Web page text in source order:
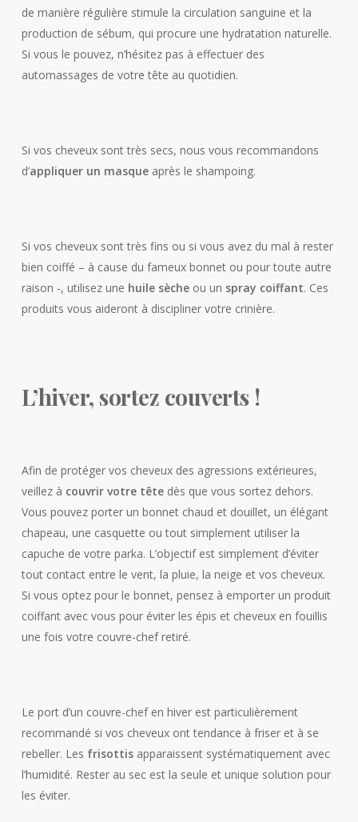
de manière régulière stimule la circulation sanguine et la
production de sébum, qui procure une hydratation naturelle.
Si vous le pouvez, n’hésitez pas à effectuer des
automassages de votre tête au quotidien.
Si vos cheveux sont très secs, nous vous recommandons
d’appliquer un masqueaprès le shampoing.
Si vos cheveux sont très fins ou si vous avez du mal à rester
bien coiffé – à cause du fameux bonnet ou pour toute autre
raison -, utilisez une huile sècheou un spray coiffant. Ces
produits vous aideront à discipliner votre crinière.
L’hiver, sortez couverts !
Afin de protéger vos cheveux des agressions extérieures,
veillez à couvrir votre têtedès que vous sortez dehors.
Vous pouvez porter un bonnet chaud et douillet, un élégant
chapeau, une casquette ou tout simplement utiliser la
capuche de votre parka. L’objectif est simplement d’éviter
tout contact entre le vent, la pluie, la neige et vos cheveux.
Si vous optez pour le bonnet, pensez à emporter un produit
coiffant avec vous pour éviter les épis et cheveux en fouillis
une fois votre couvre-chef retiré.
Le port d’un couvre-chef en hiver est particulièrement
recommandé si vos cheveux ont tendance à friser et à se
rebeller. Les frisottisapparaissent systématiquement avec
l’humidité. Rester au sec est la seule et unique solution pour
les éviter.